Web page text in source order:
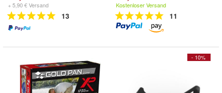
+ 5,90 € Versand
13
Kostenloser Versand
11
- 10%